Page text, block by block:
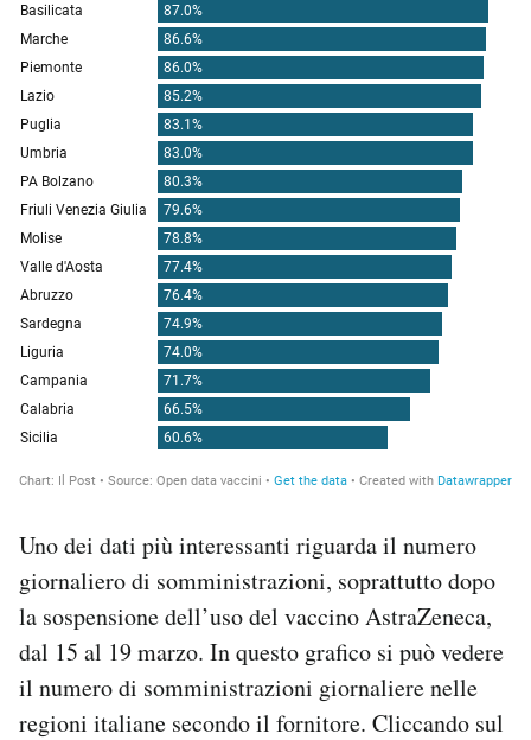
Uno dei dati più interessanti riguarda il numero
giornaliero di somministrazioni, soprattutto dopo
la sospensione dell’uso del vaccino AstraZeneca,
dal 15 al 19 marzo. In questo grafico si può vedere
il numero di somministrazioni giornaliere nelle
regioni italiane secondo il fornitore. Cliccando sul